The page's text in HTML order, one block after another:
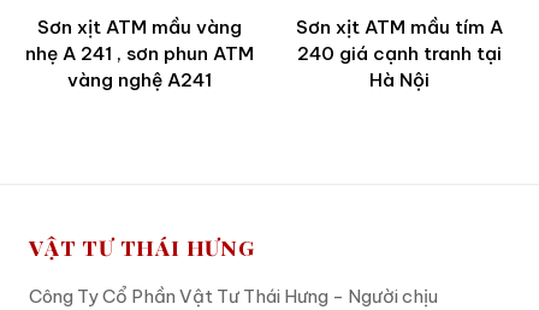
Sơn xịt ATM mầu vàng
nhẹ A 241 , sơn phun ATM
vàng nghệ A241
Sơn xịt ATM mầu tím A
240 giá cạnh tranh tại
Hà Nội
VẬT TƯ THÁI HƯNG
Công Ty Cổ Phần Vật Tư Thái Hưng - Người chịu